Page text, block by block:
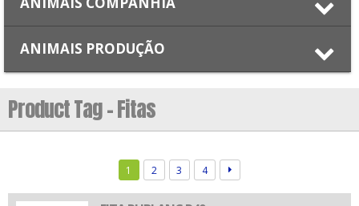
ANIMAIS PRODUÇÃO
Product Tag - Fitas
1 2 3 4